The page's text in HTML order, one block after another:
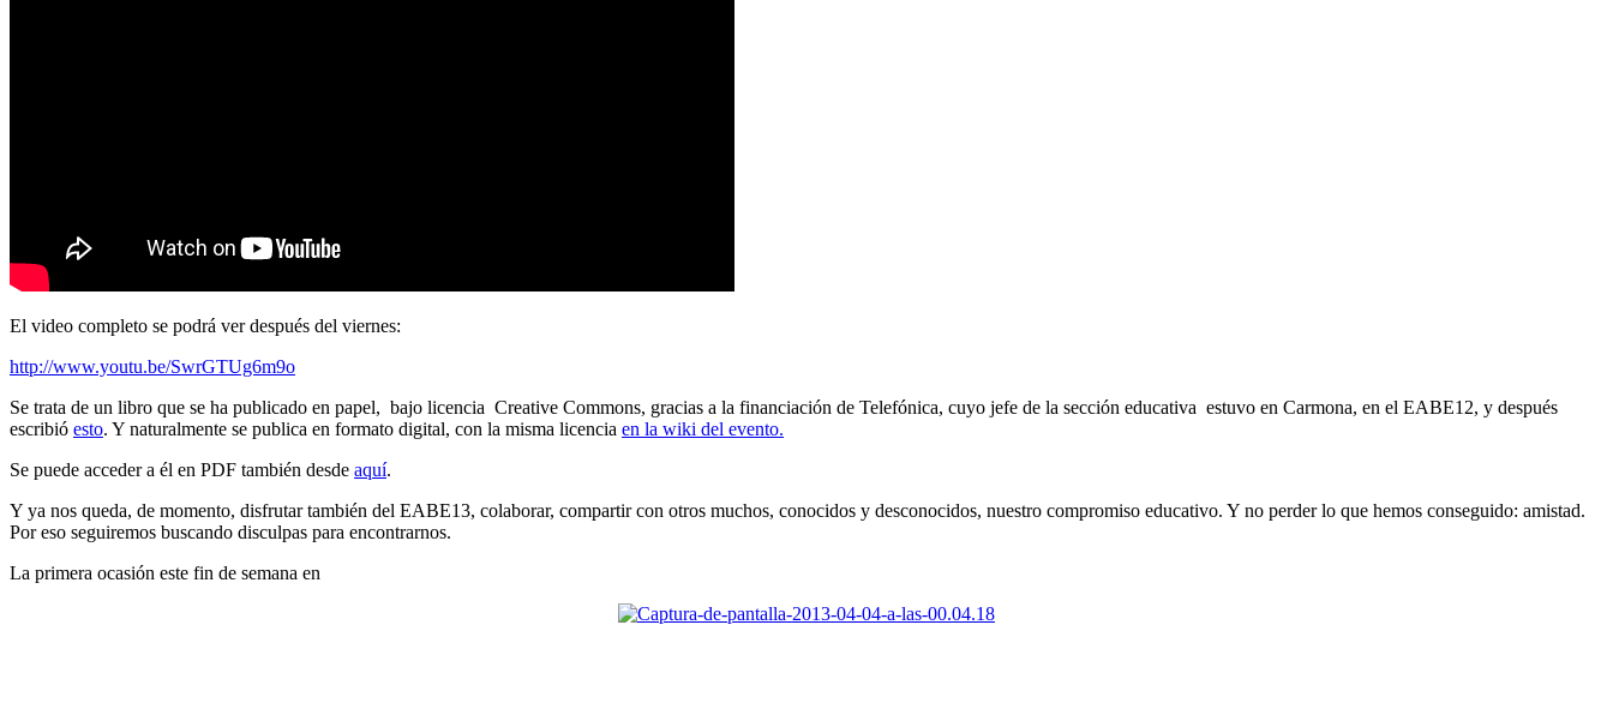
El video completo se podrá ver después del viernes:
http://www.youtu.be/SwrGTUg6m9o
Se trata de un libro que se ha publicado en papel, bajo licencia Creative Commons, gracias a la financiación de Telefónica, cuyo jefe de la sección educativa estuvo en Carmona, en el EABE12, y después
escribió esto. Y naturalmente se publica en formato digital, con la misma licencia en la wiki del evento.
Se puede acceder a él en PDF también desde aquí.
Y ya nos queda, de momento, disfrutar también del EABE13, colaborar, compartir con otros muchos, conocidos y desconocidos, nuestro compromiso educativo. Y no perder lo que hemos conseguido: amistad.
Por eso seguiremos buscando disculpas para encontrarnos.
La primera ocasión este fin de semana en